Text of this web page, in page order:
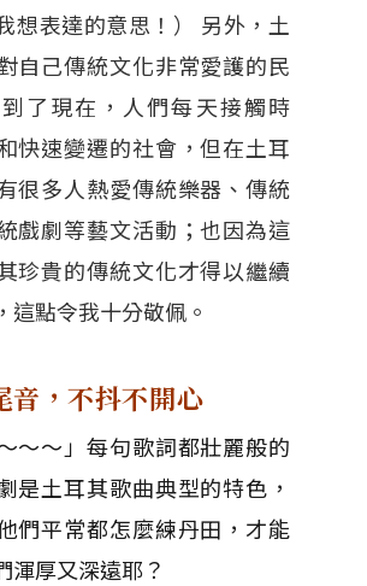
想表達的意思！） 另外，土
自己傳統文化非常愛護的民
了現在，人們每天接觸時
快速變遷的社會，但在土耳
很多人熱愛傳統樂器、傳統
戲劇等藝文活動；也因為這
珍貴的傳統文化才得以繼續
這點令我十分敬佩。
音，不抖不開心
～～」每句歌詞都壯麗般的
是土耳其歌曲典型的特色，
們平常都怎麼練丹田，才能
渾厚又深遠耶？